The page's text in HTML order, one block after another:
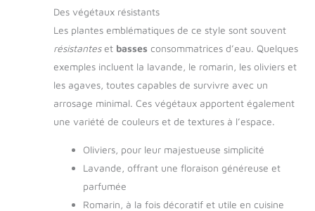
Des végétaux résistants
Les plantes emblématiques de ce style sont souvent
résistanteset basses consommatrices d’eau. Quelques
exemples incluent la lavande, le romarin, les oliviers et
les agaves, toutes capables de survivre avec un
arrosage minimal. Ces végétaux apportent également
une variété de couleurs et de textures à l’espace.
Oliviers, pour leur majestueuse simplicité
Lavande, offrant une floraison généreuse et
parfumée
Romarin, à la fois décoratif et utile en cuisine